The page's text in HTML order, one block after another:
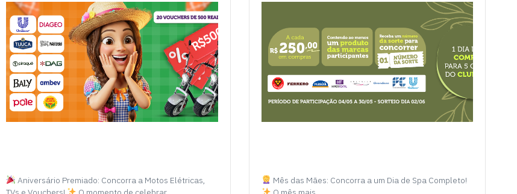
Aniversário Premiado: Concorra a Motos Elétricas,
Mês das Mães: Concorra a um Dia de Spa Completo!